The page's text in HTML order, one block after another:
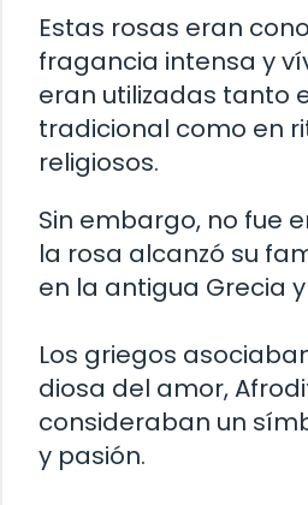
Estas rosas eran
fragancia intensa y
eran utilizadas tanto
tradicional como en
religiosos.
Sin embargo, no fue
la rosa alcanzó su
en la antigua Grecia
Los griegos
diosa del amor,
consideraban un
y pasión.